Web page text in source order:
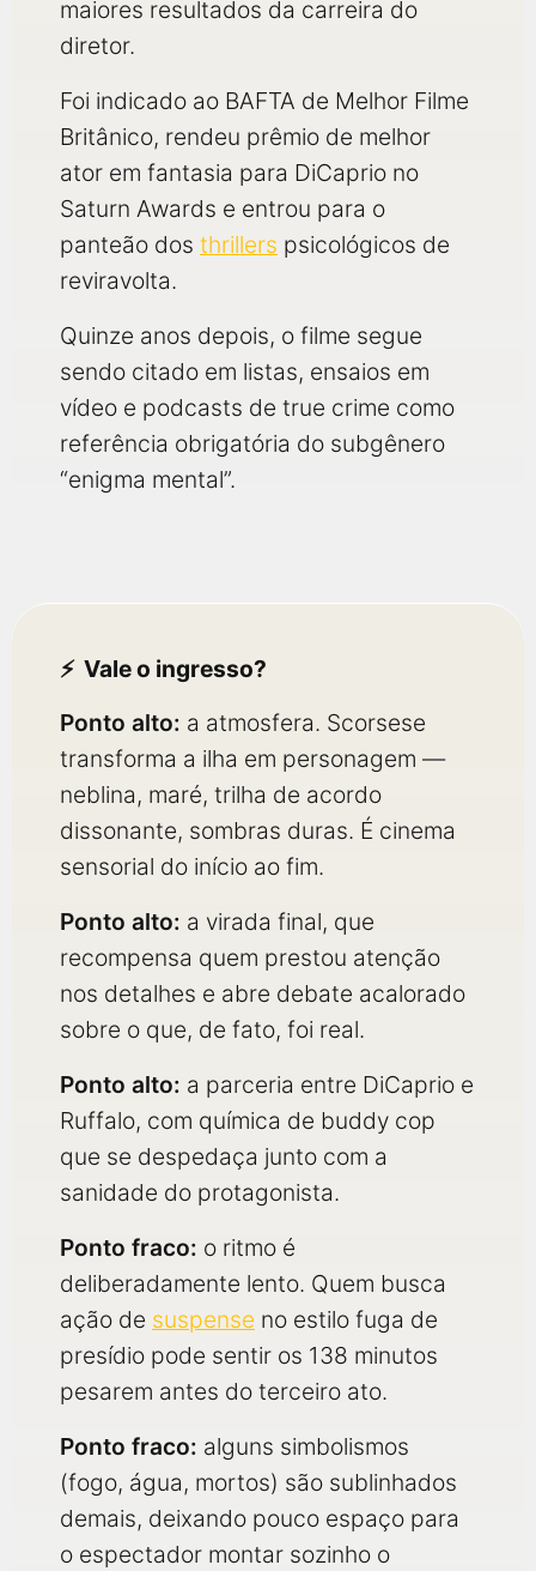
maiores resultados da carreira do
diretor.
Foi indicado ao BAFTA de Melhor Filme
Britânico, rendeu prêmio de melhor
ator em fantasia para DiCaprio no
Saturn Awards e entrou para o
panteão dos thrillers psicológicos de
reviravolta.
Quinze anos depois, o filme segue
sendo citado em listas, ensaios em
vídeo e podcasts de true crime como
referência obrigatória do subgênero
“enigma mental”.
Vale o ingresso?
Ponto alto: a atmosfera. Scorsese
transforma a ilha em personagem —
neblina, maré, trilha de acordo
dissonante, sombras duras. É cinema
sensorial do início ao fim.
Ponto alto: a virada final, que
recompensa quem prestou atenção
nos detalhes e abre debate acalorado
sobre o que, de fato, foi real.
Ponto alto: a parceria entre DiCaprio e
Ruffalo, com química de buddy cop
que se despedaça junto com a
sanidade do protagonista.
Ponto fraco: o ritmo é
deliberadamente lento. Quem busca
ação de suspense no estilo fuga de
presídio pode sentir os 138 minutos
pesarem antes do terceiro ato.
Ponto fraco: alguns simbolismos
(fogo, água, mortos) são sublinhados
demais, deixando pouco espaço para
o espectador montar sozinho o